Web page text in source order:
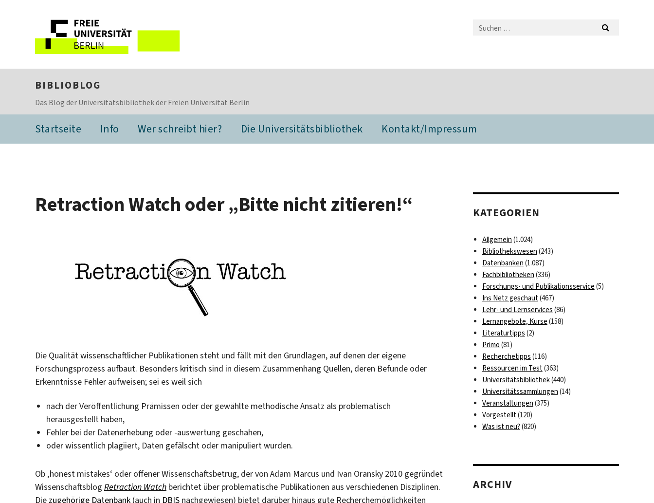
BIBLIOBLOG
Das Blog der Universitätsbibliothek der Freien Universität Berlin
Startseite Info Wer schreibt hier? Die Universitätsbibliothek Kontakt/Impressum
Retraction Watch oder „Bitte nicht zitieren!“
Die Qualität wissenschaftlicher Publikationen steht und fällt mit den Grundlagen, auf denen der eigene
Forschungsprozess aufbaut. Besonders kritisch sind in diesem Zusammenhang Quellen, deren Befunde oder
Erkenntnisse Fehler aufweisen; sei es weil sich
nach der Veröffentlichung Prämissen oder der gewählte methodische Ansatz als problematisch
herausgestellt haben,
Fehler bei der Datenerhebung oder -auswertung geschahen,
oder wissentlich plagiiert, Daten gefälscht oder manipuliert wurden.
Ob ‚honest mistakes‘ oder offener Wissenschaftsbetrug, der von Adam Marcus und Ivan Oransky 2010 gegründet
Wissenschaftsblog Retraction Watch berichtet über problematische Publikationen aus verschiedenen Disziplinen.
Die zugehörige Datenbank (auch in DBIS nachgewiesen) bietet darüber hinaus gute Recherchemöglichkeiten
KATEGORIEN
Allgemein (1.024)
Bibliothekswesen (243)
Datenbanken (1.087)
Fachbibliotheken (336)
Forschungs- und Publikationsservice (5)
Ins Netz geschaut(467)
Lehr- und Lernservices (86)
Lernangebote, Kurse (158)
Literaturtipps (2)
Primo (81)
Recherchetipps (116)
Ressourcen im Test(363)
Universitätsbibliothek(440)
Universitätssammlungen (14)
Veranstaltungen (375)
Vorgestellt(120)
Was ist neu? (820)
ARCHIV